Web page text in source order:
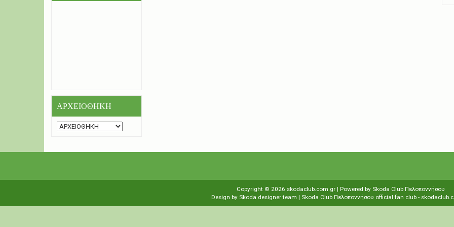
ΑΡΧΕΙΟΘΗΚΗ
Copyright © 2026 skodaclub.com.gr | Powered by Skoda Club Πελοποννήσου
Design by Skoda designer team | Skoda Club Πελοποννήσου οfficial fan club -